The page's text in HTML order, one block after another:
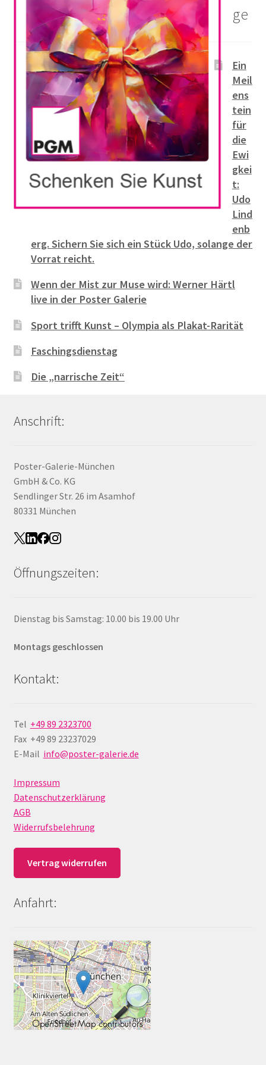
ge
Ein
Meil
ens
tein
für
die
Ewi
gkei
t:
Udo
Lind
enb
erg. Sichern Sie sich ein Stück Udo, solange der
Vorrat reicht.
Wenn der Mist zur Muse wird: Werner Härtl
live in der Poster Galerie
Sport trifft Kunst – Olympia als Plakat-Rarität
Faschingsdienstag
Die „narrische Zeit“
Anschrift:
Poster-Galerie-München
GmbH & Co. KG
Sendlinger Str. 26 im Asamhof
80331 München
Öffnungszeiten:
Dienstag bis Samstag: 10.00 bis 19.00 Uhr
Montags geschlossen
Kontakt:
Tel +49 89 2323700
Fax +49 89 23237029
E-Mail info@poster-galerie.de
Impressum
Datenschutzerklärung
AGB
Widerrufsbelehrung
Vertrag widerrufen
Anfahrt: